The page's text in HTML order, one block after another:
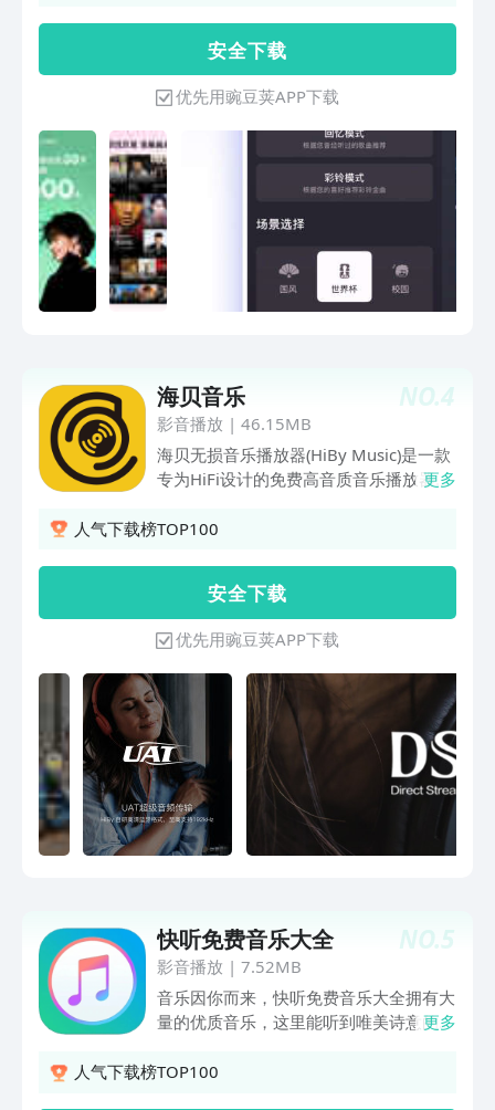
等热门内容已上线，好音乐持续更新
中……•「无限畅听计划」每日听歌不花
钱！海量曲库0门槛畅听，周杰伦、单依
纯、毛不易、时代少年团等歌手作品随心
听，下载即可领30天会员，听歌自由，
就是这么简单！•「Hi-Res至臻听感」独
家“臻3D”沉浸式全景声、32bit母带级无
损音源，带你体验“声”级音乐现场，好听
不止于此！•「音乐卡片 全新上线」把喜
欢的歌变成一张会动的Live实况图！分享
朋友圈时，让动态画面替你表达此刻心情
人权益共享、听书等超能特权。核心功
能：•听【正版曲库】海量正版曲库，新
歌实时发布，原创新歌、影视OST、综艺
新歌应有尽有，给你畅听音乐体验；【极
光音效】独享HI-FI房间，新增「纯净
ACG」「动感电音」等特色音效，为您带
【热门推荐】在“我喜欢的”开启听荐模
式，让AI推荐的歌曲更懂你心；【音乐云
盘】建歌单，不如传【音乐云盘】！把喜
欢的歌存云盘，歌曲随心听，换机也同
安 全 下 载
优先用豌豆荚APP下载
NO.4
海贝音乐
影音播放 | 46.15MB
海贝无损音乐播放器(HiBy Music)是一款
专为HiFi设计的免费高音质音乐播放器。
上DXD, DoP，原生DSD及384KHz
MESB调音台，根据女毒、齿音、人声等
10个维度，进行DIY调音，直观、易用。
3.HiByLink增加客户端与服务端，能通过
手机控制HiBy旗下播放器等产品以及友
商指定产品； 4.支持LHDC（HWA）高清
蓝牙格式； 5.USB Audio架构更稳定更强
大。 后续版本将会加入更多功能，敬请
期待。
更多
人气下载榜TOP100
安 全 下 载
优先用豌豆荚APP下载
NO.5
快听免费音乐大全
影音播放 | 7.52MB
音乐因你而来，快听免费音乐大全拥有大
量的优质音乐，这里能听到唯美诗意的古
元歌曲铃声，K歌之王点歌，流行金曲的
更多
人气下载榜TOP100